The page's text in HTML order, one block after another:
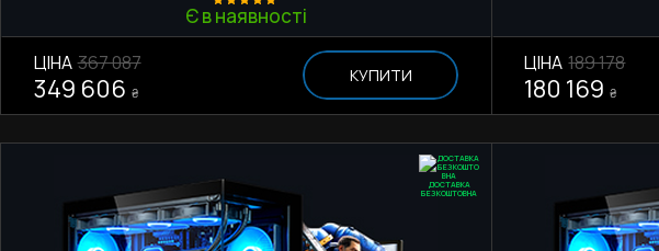
Є в наявності
ЦІНА 367 087
349 606 ₴
КУПИТИ ЦІНА 189 178
180 169 ₴
ДОСТАВКА
БЕЗКОШТОВНА